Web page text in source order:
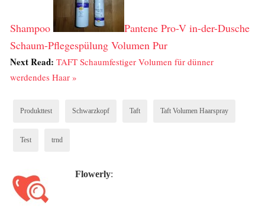
Shampoo
Pantene Pro-V in-der-Dusche
Schaum-Pflegespülung Volumen Pur
Next Read: TAFT Schaumfestiger Volumen für dünner
werdendes Haar »
Produkttest Schwarzkopf Taft Taft Volumen Haarspray
Test trnd
Flowerly: